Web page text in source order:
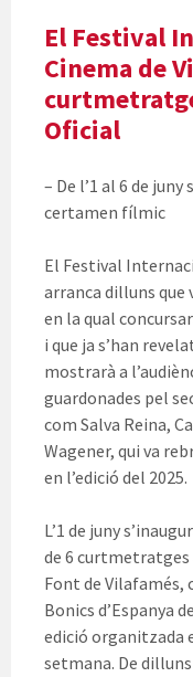
El Festival
Cinema de
Oficial
– De l’1 al 6 de
certamen fílmic
El Festival
arranca dilluns que
en la qual
i que ja s’han
mostrarà a
guardonades pel
com Salva Reina,
Wagener, qui va
en l’edició del 2025.
L’1 de juny
de 6 curtmetratges
Font de Vilafamés,
Bonics d’Espanya
edició organitzada
setmana. De